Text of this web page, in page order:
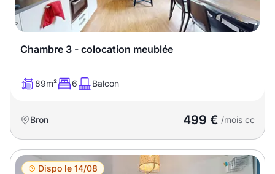
Chambre 3 - colocation meublée
89m² 6 Balcon
Bron 499 € /mois cc
Dispo le 14/08